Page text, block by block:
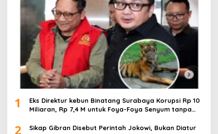
1
Eks Direktur kebun Binatang Surabaya Korupsi Rp 10
Miliaran, Rp 7,4 M untuk Foya-Foya Senyum tanpa
2
Sikap Gibran Disebut Perintah Jokowi, Bukan Diatur